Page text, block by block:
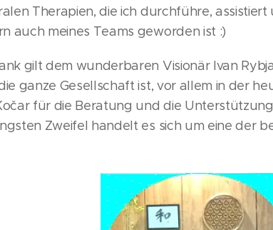
Therapien, die ich durchführe,
auch meines Teams geworden ist :)
gilt dem wunderbaren Visionär Ivan
ganze Gesellschaft ist, vor allem in der
für die Beratung und die
Zweifel handelt es sich um eine der